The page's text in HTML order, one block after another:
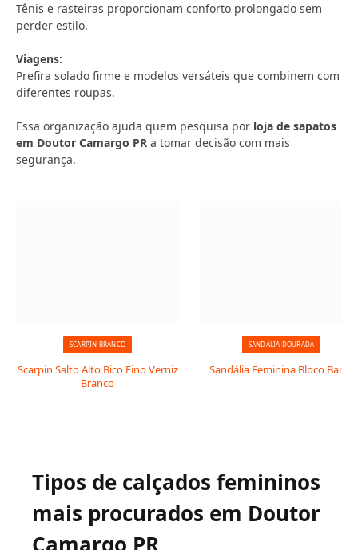
Tênis e rasteiras proporcionam conforto prolongado sem
perder estilo.
Viagens:
Prefira solado firme e modelos versáteis que combinem com
diferentes roupas.
Essa organização ajuda quem pesquisa por loja de sapatos
em Doutor Camargo PR a tomar decisão com mais
segurança.
SCARPIN BRANCO
Scarpin Salto Alto Bico Fino Verniz
Branco
SANDÁLIA DOURADA
Sandália Feminina Bloco Baixo
Tipos de calçados femininos
mais procurados em Doutor